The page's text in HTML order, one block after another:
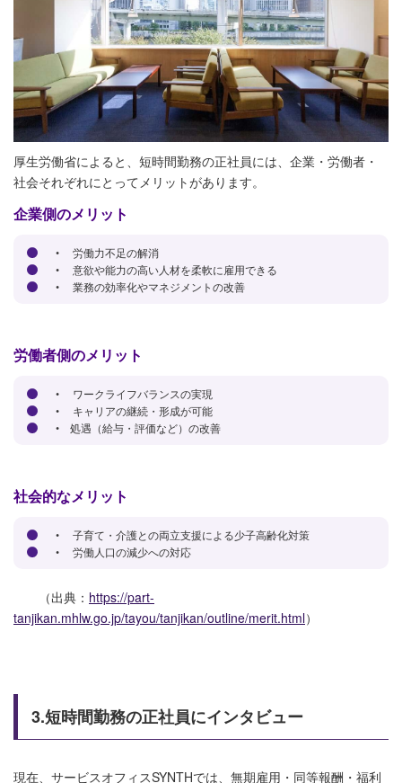
厚生労働省によると、短時間勤務の正社員には、企業・労働者・
社会それぞれにとってメリットがあります。
企業側のメリット
• 労働力不足の解消
• 意欲や能力の高い人材を柔軟に雇用できる
• 業務の効率化やマネジメントの改善
労働者側のメリット
• ワークライフバランスの実現
• キャリアの継続・形成が可能
• 処遇（給与・評価など）の改善
社会的なメリット
• 子育て・介護との両立支援による少子高齢化対策
• 労働人口の減少への対応
（出典： https://part-
tanjikan.mhlw.go.jp/tayou/tanjikan/outline/merit.html）
3.短時間勤務の正社員にインタビュー
現在、サービスオフィスSYNTHでは、無期雇用・同等報酬・福利